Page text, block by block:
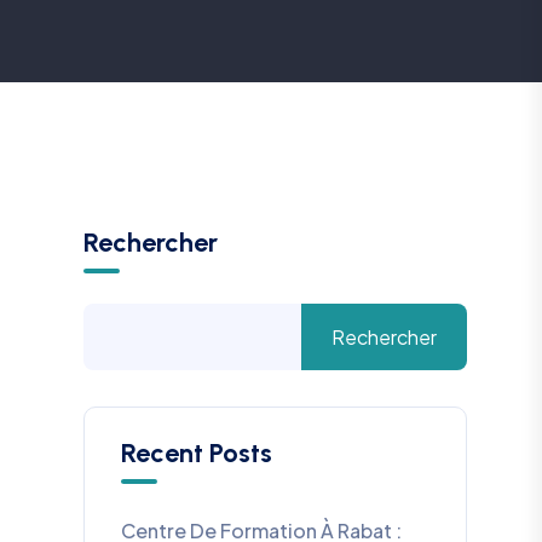
Rechercher
Rechercher
Recent Posts
Centre De Formation À Rabat :